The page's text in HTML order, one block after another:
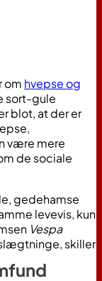
om hvepse og
sort-gule
blot, at der er
være mere
de sociale
gedehamse
levevis, kun
Vespa
skiller